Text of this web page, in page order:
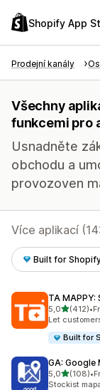
Shopify App
Prodejní kanály
Všechny
funkcemi pro
Usnadněte
obchodu a
provozoven
Více aplikací
Built for
TA
5,0z 5 hvězd
(412)
Celkový •
Let
Built for
GA:
5,0z 5 hvězd
(108)
Celkový •
Stockist